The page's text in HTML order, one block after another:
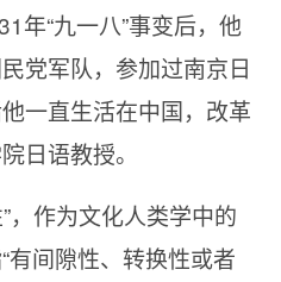
年“九一八”事变后，他
党军队，参加过南京日
一直生活在中国，改革
日语教授。
，作为文化人类学中的
有间隙性、转换性或者